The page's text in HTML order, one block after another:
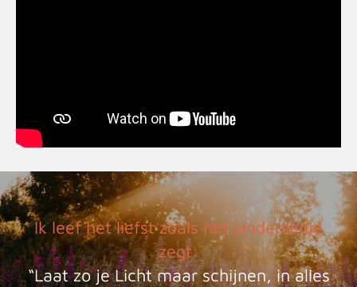
Ik leef het liefst zoals het kinderliedje
zegt:
“Laat zo je Licht maar schijnen, in alles